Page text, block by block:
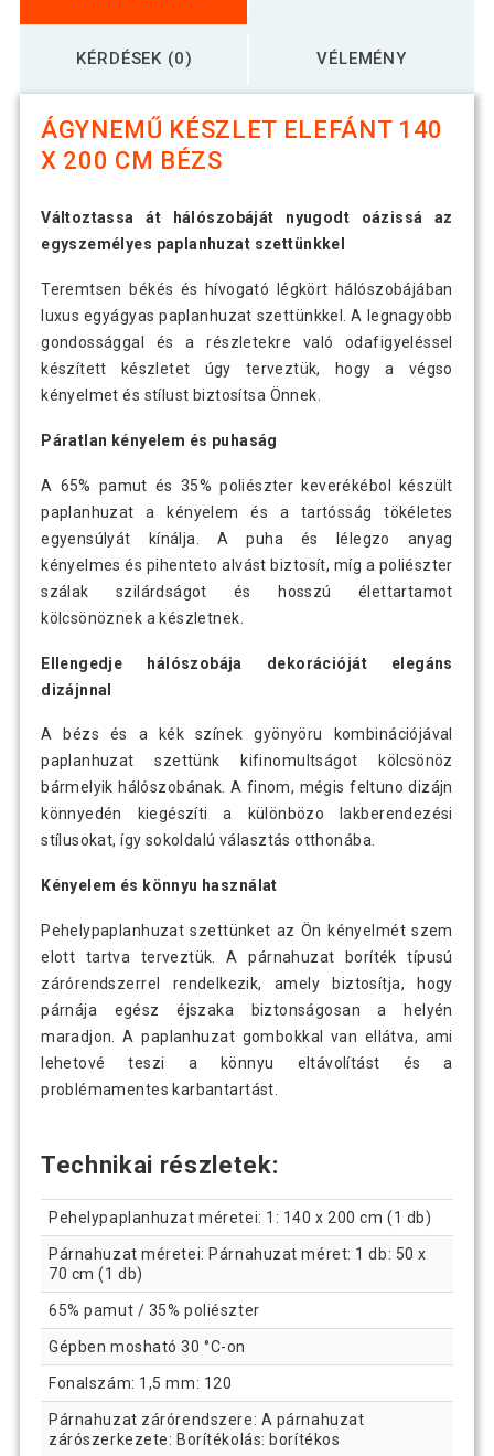
KÉRDÉSEK (0) VÉLEMÉNY
ÁGYNEMŰ KÉSZLET ELEFÁNT 140
X 200 CM BÉZS
Változtassa át hálószobáját nyugodt oázissá az
egyszemélyes paplanhuzat szettünkkel
Teremtsen békés és hívogató légkört hálószobájában
luxus egyágyas paplanhuzat szettünkkel. A legnagyobb
gondossággal és a részletekre való odafigyeléssel
készített készletet úgy terveztük, hogy a végso
kényelmet és stílust biztosítsa Önnek.
Páratlan kényelem és puhaság
A 65% pamut és 35% poliészter keverékébol készült
paplanhuzat a kényelem és a tartósság tökéletes
egyensúlyát kínálja. A puha és lélegzo anyag
kényelmes és pihenteto alvást biztosít, míg a poliészter
szálak szilárdságot és hosszú élettartamot
kölcsönöznek a készletnek.
Ellengedje hálószobája dekorációját elegáns
dizájnnal
A bézs és a kék színek gyönyöru kombinációjával
paplanhuzat szettünk kifinomultságot kölcsönöz
bármelyik hálószobának. A finom, mégis feltuno dizájn
könnyedén kiegészíti a különbözo lakberendezési
stílusokat, így sokoldalú választás otthonába.
Kényelem és könnyu használat
Pehelypaplanhuzat szettünket az Ön kényelmét szem
elott tartva terveztük. A párnahuzat boríték típusú
zárórendszerrel rendelkezik, amely biztosítja, hogy
párnája egész éjszaka biztonságosan a helyén
maradjon. A paplanhuzat gombokkal van ellátva, ami
lehetové teszi a könnyu eltávolítást és a
problémamentes karbantartást.
Technikai részletek:
Pehelypaplanhuzat méretei: 1: 140 x 200 cm (1 db)
Párnahuzat méretei: Párnahuzat méret: 1 db: 50 x
70 cm (1 db)
65% pamut / 35% poliészter
Gépben mosható 30 °C-on
Fonalszám: 1,5 mm: 120
Párnahuzat zárórendszere: A párnahuzat
zárószerkezete: Borítékolás: borítékos